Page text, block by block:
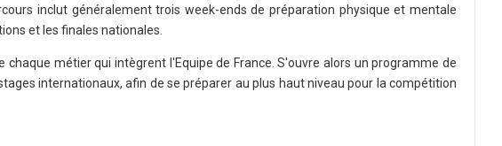
inclut généralement trois week-ends de préparation physique et mentale
et les finales nationales.
chaque métier qui intègrent l'Equipe de France. S'ouvre alors un programme de
internationaux, afin de se préparer au plus haut niveau pour la compétition